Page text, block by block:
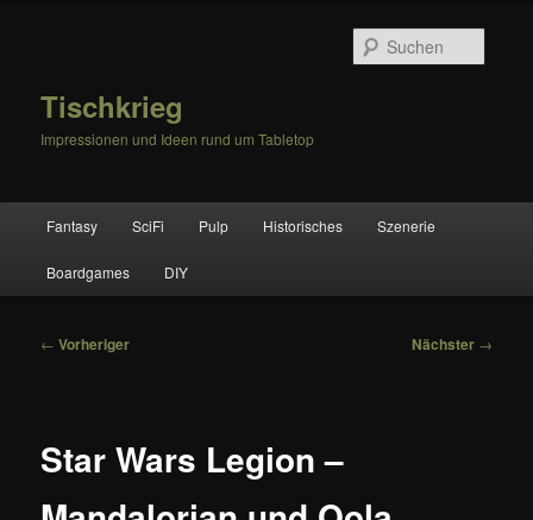
Tischkrieg
Impressionen und Ideen rund um Tabletop
Fantasy SciFi Pulp Historisches Szenerie
Boardgames DIY
Beitragsnavigation
← Vorheriger Nächster →
Star Wars Legion –